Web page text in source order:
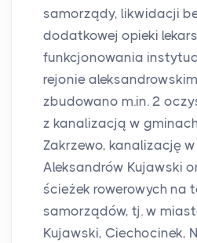
samorządy, likwidacji
dodatkowej opieki
funkcjonowania
rejonie
zbudowano m.in. 2
z kanalizacją w
Zakrzewo, kanalizację
Aleksandrów Kujawski
ścieżek rowerowych na
samorządów, tj. w
Kujawski, Ciechocinek,